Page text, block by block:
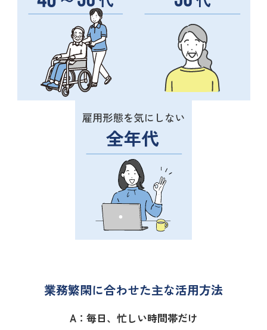
業務繁閑に合わせた主な活用方法
A：毎日、忙しい時間帯だけ